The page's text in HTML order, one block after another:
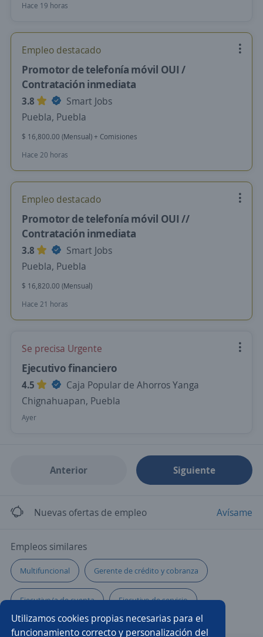
Utilizamos cookies propias necesarias para el
funcionamiento correcto y personalización del
Hace 19 horas
Empleo destacado
Promotor de telefonía móvil OUI /
Contratación inmediata
3.8
Smart Jobs
Puebla, Puebla
$ 16,800.00 (Mensual) + Comisiones
Hace 20 horas
Empleo destacado
Promotor de telefonía móvil OUI //
Contratación inmediata
3.8
Smart Jobs
Puebla, Puebla
$ 16,820.00 (Mensual)
Hace 21 horas
Se precisa Urgente
Ejecutivo financiero
4.5
Caja Popular de Ahorros Yanga
Chignahuapan, Puebla
Ayer
Anterior Siguiente
Nuevas ofertas de empleo Avísame
Empleos similares
Multifuncional Gerente de crédito y cobranza
Ejecutivo/a de cuenta Ejecutivo de servicio
Supervisor cobranza Asesor/a Chef